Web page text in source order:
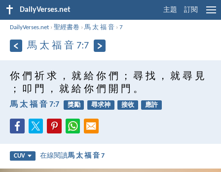
DailyVerses.net 主題 訂閱
DailyVerses.net ›聖經書卷 ›馬 太 福 音 ›7
馬 太 福 音 7:7
你 們 祈 求 ， 就 給 你 們 ； 尋 找 ， 就 尋 見
； 叩 門 ， 就 給 你 們 開 門 。
馬 太 福 音 7:7 獎勵 尋求神 接收 應許
CUV 在線閱讀馬 太 福 音 7